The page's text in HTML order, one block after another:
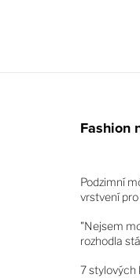
Fashion
Podzimní
vrstvení
"Nejsem
rozhodla
7 stylových